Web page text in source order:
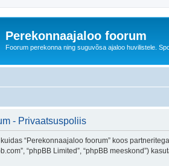
Perekonnaajaloo foorum
Foorum perekonna ning suguvõsa ajaloo huvilistele.
- Privaatsuspoliis
“Perekonnaajaloo foorum” koos partneritega
“phpBB Limited”, “phpBB meeskond”)